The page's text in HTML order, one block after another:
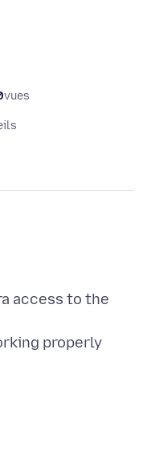
vues
access to the